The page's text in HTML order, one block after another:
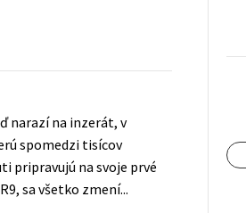
narazí na inzerát, v
spomedzi tisícov
pripravujú na svoje prvé
sa všetko zmení...